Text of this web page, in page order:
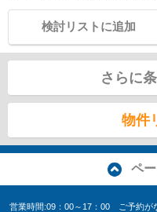
検討リストに追加
さらに
物件
ペ
営業時間:09：00～17：00 ご予約が